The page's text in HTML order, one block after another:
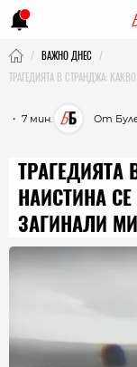
ВАЖНО ДНЕС
ТРАГЕДИЯТА В СТРАНДЖА:
・ 7 мин. От
ТРАГЕДИЯТА
НАИСТИНА
ЗАГИНАЛИ